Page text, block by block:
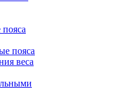
пояса
веса